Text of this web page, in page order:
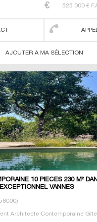
Propriété T6 Villa525 000 €
AJOUTER A MA SÉLECTION
10 PIECES 230 M²
VANNES
)
Architecte Contemporaine